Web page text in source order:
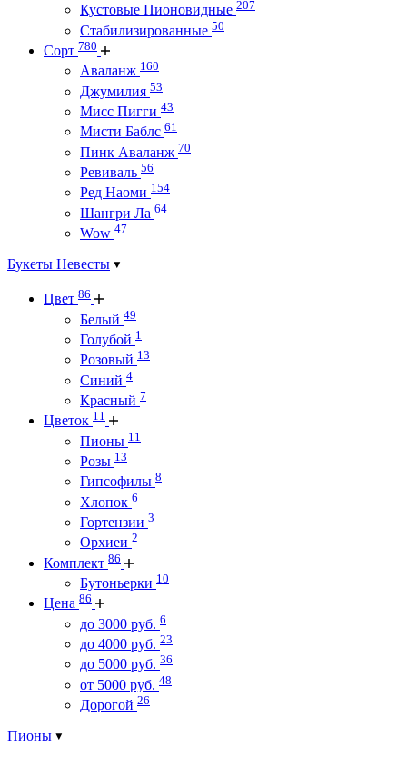
Кустовые Пионовидные 207
Стабилизированные 50
Сорт 780
Аваланж 160
Джумилия 53
Мисс Пигги 43
Мисти Баблс 61
Пинк Аваланж 70
Ревиваль 56
Ред Наоми 154
Шангри Ла 64
Wow 47
Букеты Невесты
Цвет 86
Белый 49
Голубой 1
Розовый 13
Синий 4
Красный 7
Цветок 11
Пионы 11
Розы 13
Гипсофилы 8
Хлопок 6
Гортензии 3
Орхиеи 2
Комплект 86
Бутоньерки 10
Цена 86
до 3000 руб. 6
до 4000 руб. 23
до 5000 руб. 36
от 5000 руб. 48
Дорогой 26
Пионы